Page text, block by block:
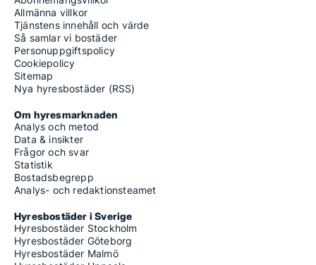
Allmänna villkor
Tjänstens innehåll och värde
Så samlar vi bostäder
Personuppgiftspolicy
Cookiepolicy
Sitemap
Nya hyresbostäder (RSS)
Om hyresmarknaden
Analys och metod
Data & insikter
Frågor och svar
Statistik
Bostadsbegrepp
Analys- och redaktionsteamet
Hyresbostäder i Sverige
Hyresbostäder Stockholm
Hyresbostäder Göteborg
Hyresbostäder Malmö